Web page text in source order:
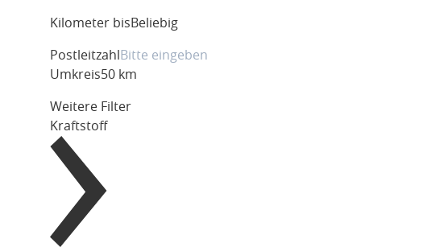
Kilometer bis Beliebig
Postleitzahl
Umkreis50 km
Weitere Filter
Kraftstoff